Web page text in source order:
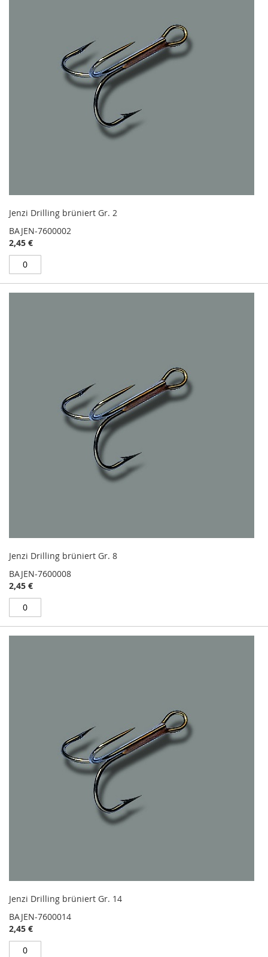
Jenzi Drilling brüniert Gr. 2
BAJEN-7600002
2,45 €
Jenzi Drilling brüniert Gr. 8
BAJEN-7600008
2,45 €
Jenzi Drilling brüniert Gr. 14
BAJEN-7600014
2,45 €